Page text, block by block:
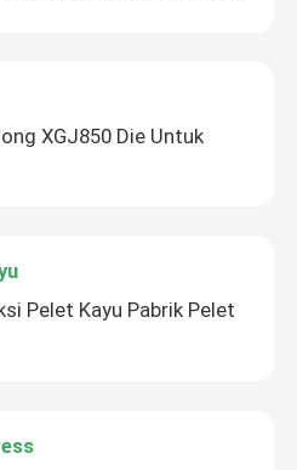
XGJ850 Die Untuk
Pelet Kayu Pabrik Pelet